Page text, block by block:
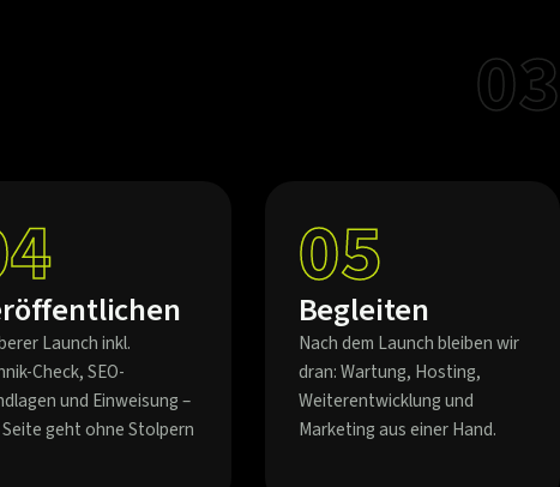
03
Launch inkl.
Check, SEO-
und Einweisung –
geht ohne Stolpern
05
Begleiten
Nach dem Launch bleiben wir
dran: Wartung, Hosting,
Weiterentwicklung und
Marketing aus einer Hand.